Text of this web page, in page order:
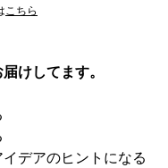
こちら
けしてます。
デアのヒントになる